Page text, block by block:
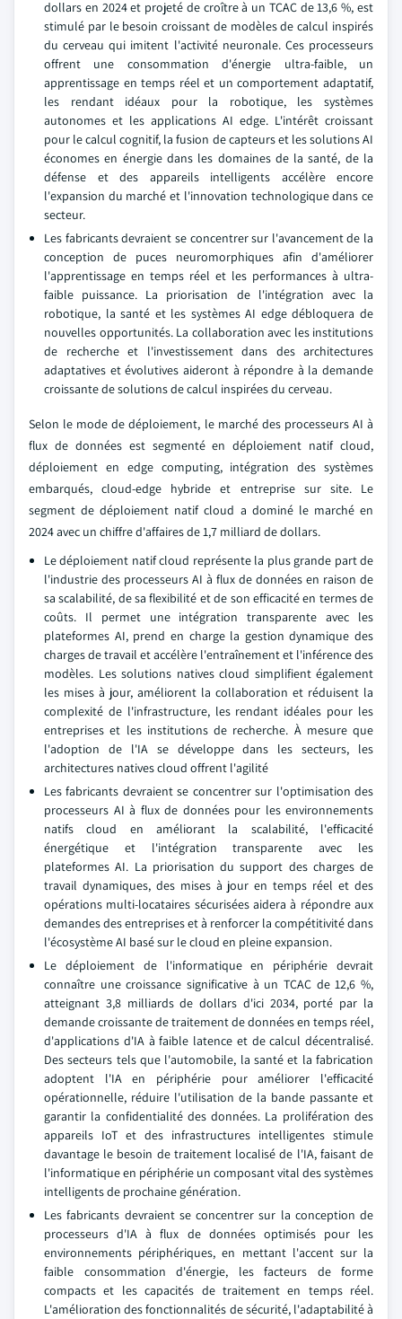
dollars en 2024 et projeté de croître à un TCAC de 13,6 %, est
stimulé par le besoin croissant de modèles de calcul inspirés
du cerveau qui imitent l'activité neuronale. Ces processeurs
offrent une consommation d'énergie ultra-faible, un
apprentissage en temps réel et un comportement adaptatif,
les rendant idéaux pour la robotique, les systèmes
autonomes et les applications AI edge. L'intérêt croissant
pour le calcul cognitif, la fusion de capteurs et les solutions AI
économes en énergie dans les domaines de la santé, de la
défense et des appareils intelligents accélère encore
l'expansion du marché et l'innovation technologique dans ce
secteur.
Les fabricants devraient se concentrer sur l'avancement de la
conception de puces neuromorphiques afin d'améliorer
l'apprentissage en temps réel et les performances à ultra-
faible puissance. La priorisation de l'intégration avec la
robotique, la santé et les systèmes AI edge débloquera de
nouvelles opportunités. La collaboration avec les institutions
de recherche et l'investissement dans des architectures
adaptatives et évolutives aideront à répondre à la demande
croissante de solutions de calcul inspirées du cerveau.
Selon le mode de déploiement, le marché des processeurs AI à
flux de données est segmenté en déploiement natif cloud,
déploiement en edge computing, intégration des systèmes
embarqués, cloud-edge hybride et entreprise sur site. Le
segment de déploiement natif cloud a dominé le marché en
2024 avec un chiffre d'affaires de 1,7 milliard de dollars.
Le déploiement natif cloud représente la plus grande part de
l'industrie des processeurs AI à flux de données en raison de
sa scalabilité, de sa flexibilité et de son efficacité en termes de
coûts. Il permet une intégration transparente avec les
plateformes AI, prend en charge la gestion dynamique des
charges de travail et accélère l'entraînement et l'inférence des
modèles. Les solutions natives cloud simplifient également
les mises à jour, améliorent la collaboration et réduisent la
complexité de l'infrastructure, les rendant idéales pour les
entreprises et les institutions de recherche. À mesure que
l'adoption de l'IA se développe dans les secteurs, les
architectures natives cloud offrent l'agilité
Les fabricants devraient se concentrer sur l'optimisation des
processeurs AI à flux de données pour les environnements
natifs cloud en améliorant la scalabilité, l'efficacité
énergétique et l'intégration transparente avec les
plateformes AI. La priorisation du support des charges de
travail dynamiques, des mises à jour en temps réel et des
opérations multi-locataires sécurisées aidera à répondre aux
demandes des entreprises et à renforcer la compétitivité dans
l'écosystème AI basé sur le cloud en pleine expansion.
Le déploiement de l'informatique en périphérie devrait
connaître une croissance significative à un TCAC de 12,6 %,
atteignant 3,8 milliards de dollars d'ici 2034, porté par la
demande croissante de traitement de données en temps réel,
d'applications d'IA à faible latence et de calcul décentralisé.
Des secteurs tels que l'automobile, la santé et la fabrication
adoptent l'IA en périphérie pour améliorer l'efficacité
opérationnelle, réduire l'utilisation de la bande passante et
garantir la confidentialité des données. La prolifération des
appareils IoT et des infrastructures intelligentes stimule
davantage le besoin de traitement localisé de l'IA, faisant de
l'informatique en périphérie un composant vital des systèmes
intelligents de prochaine génération.
Les fabricants devraient se concentrer sur la conception de
processeurs d'IA à flux de données optimisés pour les
environnements périphériques, en mettant l'accent sur la
faible consommation d'énergie, les facteurs de forme
compacts et les capacités de traitement en temps réel.
L'amélioration des fonctionnalités de sécurité, l'adaptabilité à